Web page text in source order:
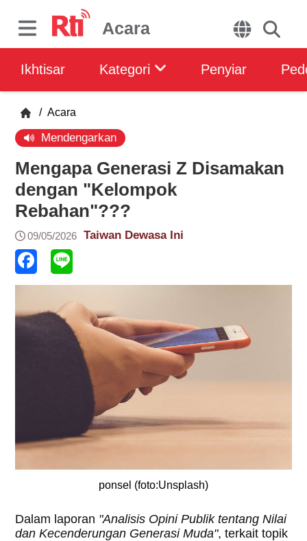
Acara
Ikhtisar Kategori Penyiar
/ Acara
Mendengarkan
Mengapa Generasi Z Disamakan
dengan "Kelompok
Rebahan"???
09/05/2026 Taiwan Dewasa Ini
ponsel (foto:Unsplash)
Dalam laporan "Analisis Opini Publik tentang Nilai
dan Kecenderungan Generasi Muda", terkait topik